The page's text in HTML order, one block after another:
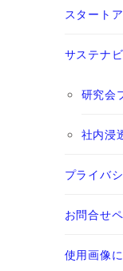
スタート
サステナ
研究会
社内浸
プライバ
お問合せ
使用画像